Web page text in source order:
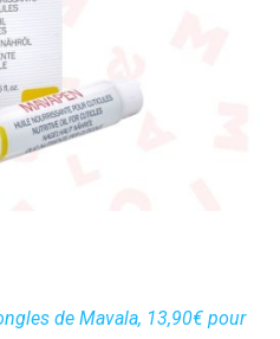
de Mavala, 13,90€ pour